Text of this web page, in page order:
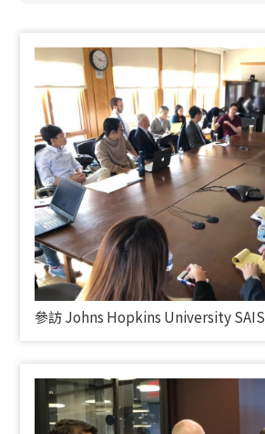
參訪Johns Hopkins University SAIS